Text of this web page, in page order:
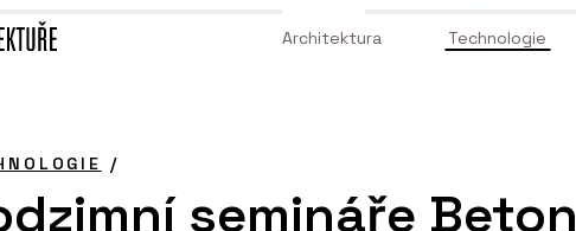
Architektura Technologie
/
semináře Beton